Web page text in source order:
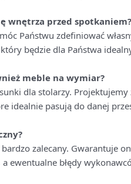
wnętrza przed
Państwu zdefiniować
będzie dla Państwa
meble na wymiar?
dla stolarzy.
idealnie pasują do danej
zalecany. Gwarantuje
ewentualne błędy